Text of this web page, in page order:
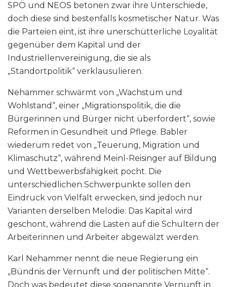
SPÖ und NEOS betonen zwar ihre Unterschiede,
doch diese sind bestenfalls kosmetischer Natur. Was
die Parteien eint, ist ihre unerschütterliche Loyalität
gegenüber dem Kapital und der
Industriellenvereinigung, die sie als
„Standortpolitik“ verklausulieren.
Nehammer schwärmt von „Wachstum und
Wohlstand“, einer „Migrationspolitik, die die
Bürgerinnen und Bürger nicht überfordert“, sowie
Reformen in Gesundheit und Pflege. Babler
wiederum redet von „Teuerung, Migration und
Klimaschutz“, während Meinl-Reisinger auf Bildung
und Wettbewerbsfähigkeit pocht. Die
unterschiedlichen Schwerpunkte sollen den
Eindruck von Vielfalt erwecken, sind jedoch nur
Varianten derselben Melodie: Das Kapital wird
geschont, während die Lasten auf die Schultern der
Arbeiterinnen und Arbeiter abgewälzt werden.
Karl Nehammer nennt die neue Regierung ein
„Bündnis der Vernunft und der politischen Mitte“.
Doch was bedeutet diese sogenannte Vernunft in